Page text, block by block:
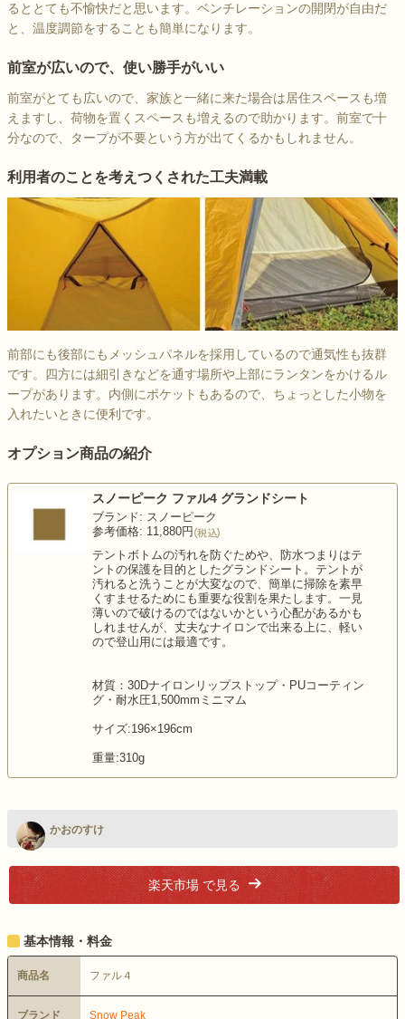
るととても不愉快だと思います。ベンチレーションの開閉が自由だ
と、温度調節をすることも簡単になります。
前室が広いので、使い勝手がいい
前室がとても広いので、家族と一緒に来た場合は居住スペースも増
えますし、荷物を置くスペースも増えるので助かります。前室で十
分なので、タープが不要という方が出てくるかもしれません。
利用者のことを考えつくされた工夫満載
前部にも後部にもメッシュパネルを採用しているので通気性も抜群
です。四方には細引きなどを通す場所や上部にランタンをかけるル
ープがあります。内側にポケットもあるので、ちょっとした小物を
入れたいときに便利です。
オプション商品の紹介
スノーピーク ファル4 グランドシート
ブランド: スノーピーク
参考価格: 11,880円
テントボトムの汚れを防ぐためや、防水つまりはテ
ントの保護を目的としたグランドシート。テントが
汚れると洗うことが大変なので、簡単に掃除を素早
くすませるためにも重要な役割を果たします。一見
薄いので破けるのではないかという心配があるかも
しれませんが、丈夫なナイロンで出来る上に、軽い
ので登山用には最適です。
材質：30Dナイロンリップストップ・PUコーティン
グ・耐水圧1,500mmミニマム
サイズ:196×196cm
重量:310g
かおのすけ
楽天市場 で見る
基本情報・料金
商品名 ファル４
ブランド Snow Peak